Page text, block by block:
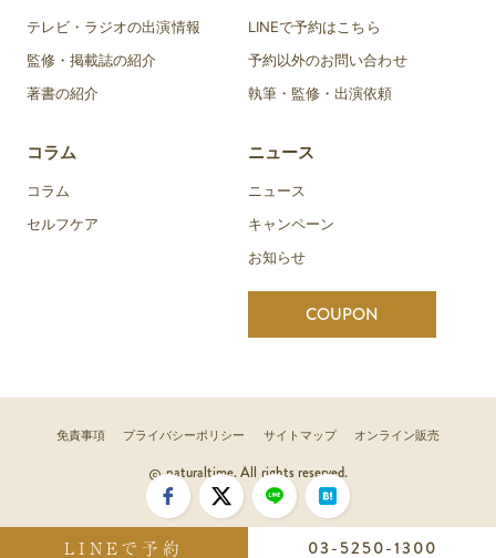
LINEで予約 03-5250-1300
テレビ・ラジオの出演情報
監修・掲載誌の紹介
著書の紹介
コラム
コラム
セルフケア
LINEで予約はこちら
予約以外のお問い合わせ
執筆・監修・出演依頼
ニュース
ニュース
キャンペーン
お知らせ
COUPON
免責事項 プライバシーポリシー サイトマップ オンライン販売
naturaltime. All rights reserved.